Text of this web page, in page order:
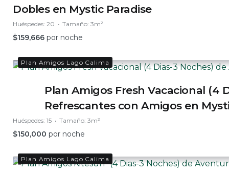
Dobles en Mystic Paradise
Huéspedes: 20 Tamaño: 3m²
$159,666 por noche
Plan Amigos Lago Calima
Plan Amigos Fresh Vacacional (4
Refrescantes con Amigos en
Huéspedes: 15 Tamaño: 3m²
$150,000 por noche
Plan Amigos Lago Calima